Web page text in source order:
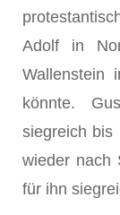
Adolf in
Wallenstein
könnte.
siegreich bis
wieder nach
für ihn